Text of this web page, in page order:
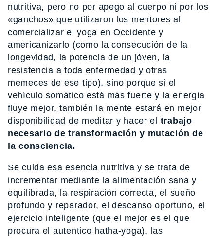
nutritiva, pero no por apego al cuerpo ni por los
«ganchos» que utilizaron los mentores al
comercializar el yoga en Occidente y
americanizarlo (como la consecución de la
longevidad, la potencia de un jóven, la
resistencia a toda enfermedad y otras
memeces de ese tipo), sino porque si el
vehículo somático está más fuerte y la energía
fluye mejor, también la mente estará en mejor
disponibilidad de meditar y hacer el trabajo
necesario de transformación y mutación de
la consciencia.
Se cuida esa esencia nutritiva y se trata de
incrementar mediante la alimentación sana y
equilibrada, la respiración correcta, el sueño
profundo y reparador, el descanso oportuno, el
ejercicio inteligente (que el mejor es el que
procura el autentico hatha-yoga), las